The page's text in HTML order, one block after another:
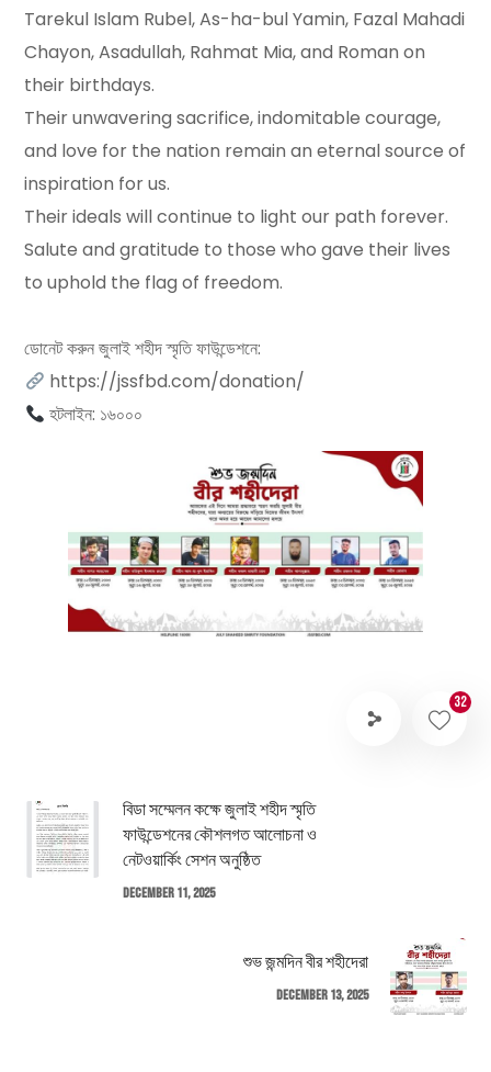
Tarekul Islam Rubel, As-ha-bul Yamin, Fazal Mahadi
Chayon, Asadullah, Rahmat Mia, and Roman on
their birthdays.
Their unwavering sacrifice, indomitable courage,
and love for the nation remain an eternal source of
inspiration for us.
Their ideals will continue to light our path forever.
Salute and gratitude to those who gave their lives
to uphold the flag of freedom.
ডোনেট করুন জুলাই শহীদ স্মৃতি ফাউন্ডেশনে:
https://jssfbd.com/donation/
হটলাইন: ১৬০০০
32
বিডা সম্মেলন কক্ষে জুলাই শহীদ স্মৃতি
ফাউন্ডেশনের কৌশলগত আলোচনা ও
নেটওয়ার্কিং সেশন অনুষ্ঠিত
December 11, 2025
শুভ জন্মদিন বীর শহীদেরা
December 13, 2025